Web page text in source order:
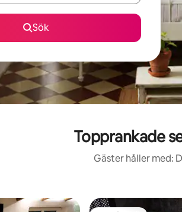
Sök
Topprankade
Gäster håller med: